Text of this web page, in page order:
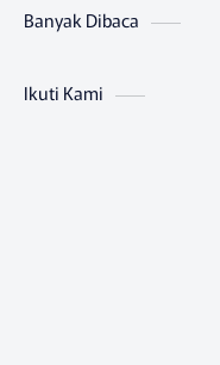
Banyak Dibaca
Ikuti Kami